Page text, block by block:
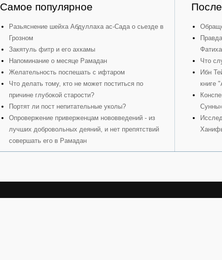
Самое популярное
Разьяснение шейха Абдуллаха ас-Сада о сьезде в
Грозном
Закятуль фитр и его ахкамы
Напоминание о месяце Рамадан
Желательность поспешать с ифтаром
Что делать тому, кто не может поститься по
причине глубокой старости?
Портят ли пост непитательные уколы?
Опровержение приверженцам нововведений - из
лучших добровольных деяний, и нет препятствий
совершать его в Рамадан
Что
Ибн
книге